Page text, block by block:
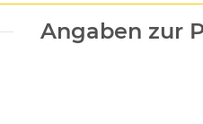
Angaben zur